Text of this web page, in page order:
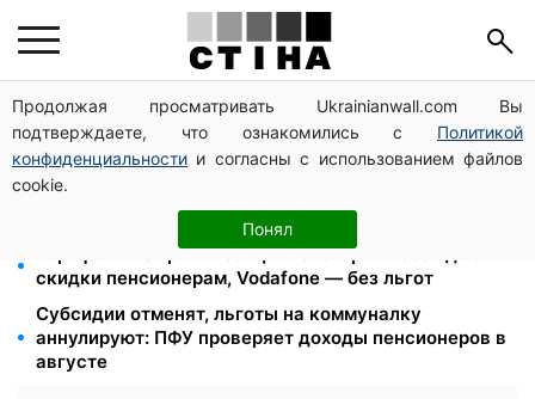
Продолжая просматривать Ukrainianwall.com Вы
подтверждаете, что ознакомились с Политикой
конфиденциальности и согласны с использованием файлов
cookie.
Понял
Директор ДОЗ Киева Татьяна Мостепан:
Демографический кризис нуждается в новых
решениях уже сегодня
Пенсионная реформа в сентябре: добровольные
накопления и пересмотр спецпенсий судей
Тариф от 190 грн в месяц: Киевстар и lifecell дают
скидки пенсионерам, Vodafone — без льгот
Субсидии отменят, льготы на коммуналку
аннулируют: ПФУ проверяет доходы пенсионеров в
августе